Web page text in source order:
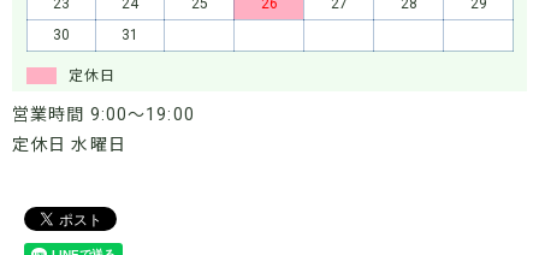
23
24 25 26 27 28
29
30
31
定休日
営業時間 9:00～19:00
定休日 水曜日